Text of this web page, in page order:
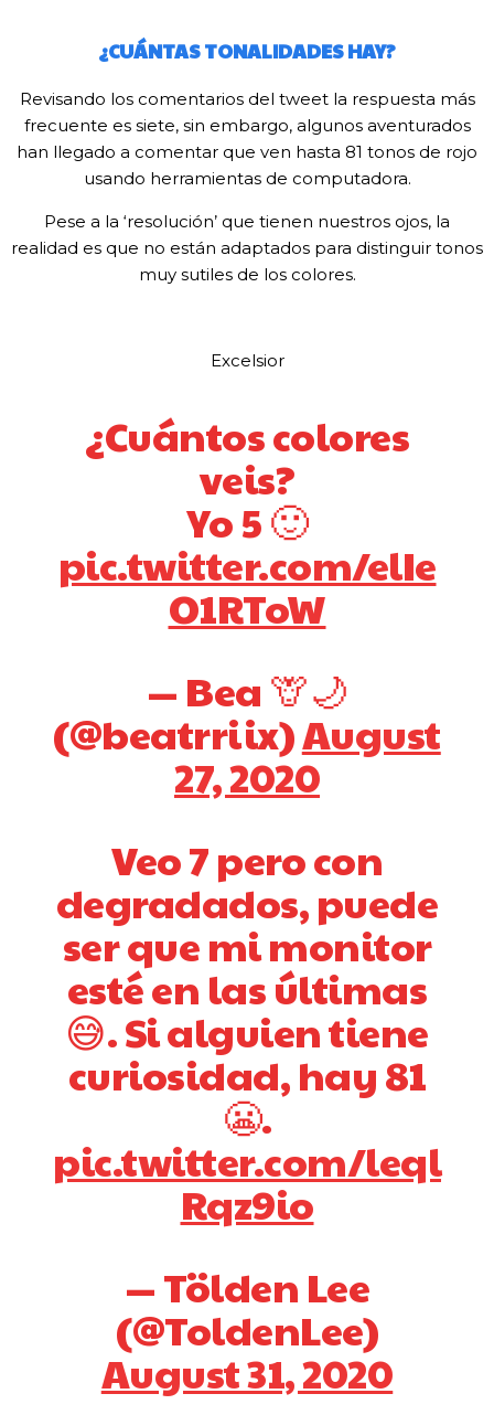
¿CUÁNTAS TONALIDADES HAY?
Revisando los comentarios del tweet la respuesta más
frecuente es siete, sin embargo, algunos aventurados
han llegado a comentar que ven hasta 81 tonos de rojo
usando herramientas de computadora.
Pese a la ‘resolución’ que tienen nuestros ojos, la
realidad es que no están adaptados para distinguir tonos
muy sutiles de los colores.
Excelsior
¿Cuántos colores
veis?
Yo 5 🙂
pic.twitter.com/elIe
O1RToW
— Bea 🦒🌙
(@beatrriix)August
27, 2020
Veo 7 pero con
degradados, puede
ser que mi monitor
esté en las últimas
😅. Si alguien tiene
curiosidad, hay 81
😬.
pic.twitter.com/leql
Rqz9io
— Tölden Lee
(@ToldenLee)
August 31, 2020